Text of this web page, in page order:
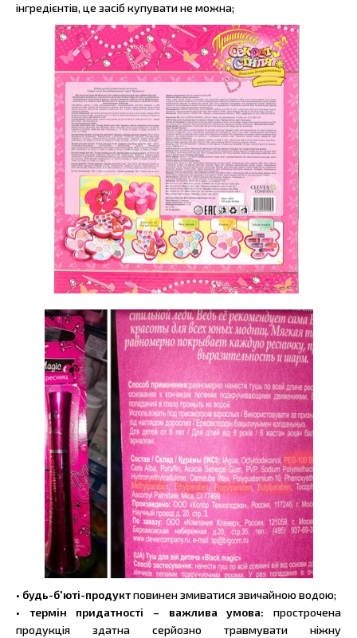
інгредієнтів, це засіб купувати не можна;
• будь-б'юті-продуктповинен змиватися звичайною водою;
• термін придатності – важлива умова:прострочена
продукція здатна серйозно травмувати ніжну